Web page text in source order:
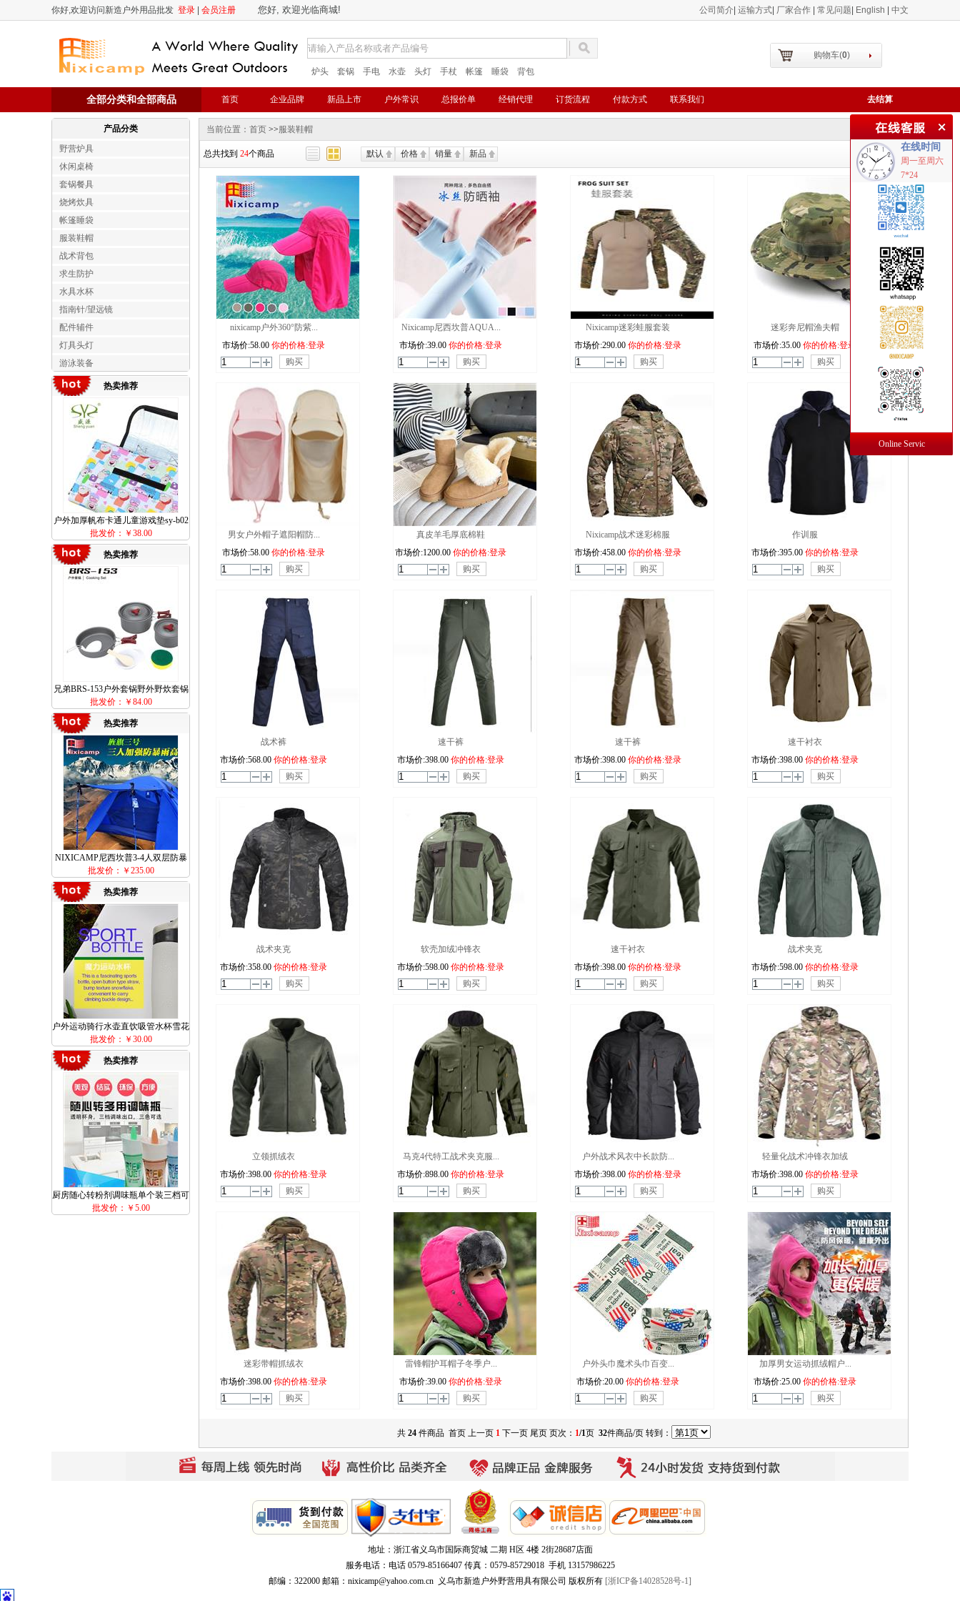
您好, 欢迎光临商城!
你好,欢迎访问新造户外用品批发 登录 会员注册 公司简介 运输方式 厂家合作 常见问题 English 中文
炉头 套锅 手电 水壶 头灯 手杖 帐篷 睡袋 背包
购物车(0)
全部分类和全部商品 首页 企业品牌 新品上市 户外常识 总报价单 经销代理 订货流程 付款方式 联系我们 去结算
产品分类
野营炉具
休闲桌椅
套锅餐具
烧烤炊具
帐篷睡袋
服装鞋帽
战术背包
求生防护
水具水杯
指南针/望远镜
配件辅件
灯具头灯
游泳装备
热卖推荐
户外加厚帆布卡通儿童游戏垫sy-b02
户外野餐垫150*180cm
批发价： ￥38.00
热卖推荐
兄弟BRS-153户外套锅野外野炊套锅
便携超轻野炊锅具野餐露营锅具
批发价： ￥84.00
热卖推荐
NIXICAMP尼西坎普3-4人双层防暴
雨帐篷
批发价： ￥235.00
热卖推荐
户外运动骑行水壶直饮吸管水杯雪花
杯600ml
批发价： ￥30.00
热卖推荐
厨房随心转粉剂调味瓶单个装三档可
调节调料瓶
批发价： ￥5.00
当前位置：首页 >>服装鞋帽
总共找到 24个商品 默认 价格 销量 新品
nixicamp户外360°防紫...
市场价:58.00 你的价格:登录
购买
Nixicamp尼西坎普AQUA...
市场价:39.00 你的价格:登录
购买
Nixicamp迷彩蛙服套装
市场价:290.00 你的价格:登录
购买
迷彩奔尼帽渔夫帽
市场价:35.00 你的价格:登录
购买
男女户外帽子遮阳帽防...
市场价:58.00 你的价格:登录
购买
真皮羊毛厚底棉鞋
市场价:1200.00 你的价格:登录
购买
Nixicamp战术迷彩棉服
市场价:458.00 你的价格:登录
购买
作训服
市场价:395.00 你的价格:登录
购买
战术裤
市场价:568.00 你的价格:登录
购买
速干裤
市场价:398.00 你的价格:登录
购买
速干裤
市场价:398.00 你的价格:登录
购买
速干衬衣
市场价:398.00 你的价格:登录
购买
战术夹克
市场价:358.00 你的价格:登录
购买
软壳加绒冲锋衣
市场价:598.00 你的价格:登录
购买
速干衬衣
市场价:398.00 你的价格:登录
购买
战术夹克
市场价:598.00 你的价格:登录
购买
立领抓绒衣
市场价:398.00 你的价格:登录
购买
马克4代特工战术夹克服...
市场价:898.00 你的价格:登录
购买
户外战术风衣中长款防...
市场价:398.00 你的价格:登录
购买
轻量化战术冲锋衣加绒
市场价:398.00 你的价格:登录
购买
迷彩带帽抓绒衣
市场价:398.00 你的价格:登录
购买
雷锋帽护耳帽子冬季户...
市场价:39.00 你的价格:登录
购买
户外头巾魔术头巾百变...
市场价:20.00 你的价格:登录
购买
加厚男女运动抓绒帽户...
市场价:25.00 你的价格:登录
购买
共 24件商品 首页 上一页 1下一页 尾页 页次： 1/1页 32件商品/页 转到：
地址：浙江省义乌市国际商贸城 二期 H区 4楼 2街28687店面
服务电话：电话 0579-85166407 传真：0579-85729018 手机 13157986225
邮编：322000 邮箱：nixicamp@yahoo.com.cn 义乌市新造户外野营用具有限公司 版权所有 [浙ICP备14028528号-1]
在线时间
周一至周六
7*24
Online Servic